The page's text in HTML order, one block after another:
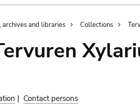
archives and libraries Collections
| Contact persons